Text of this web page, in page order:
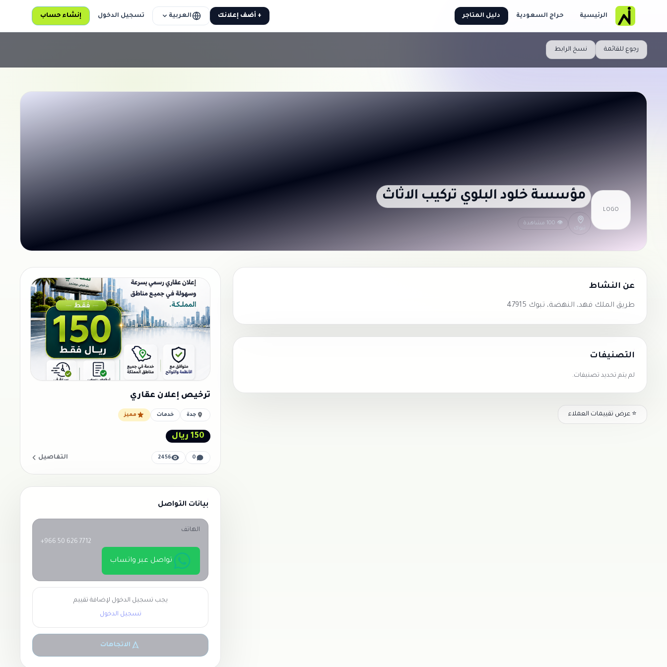
الرئيسية حراج السعودية دليل المتاجر + أضف إعلانك العربية تسجيل الدخول إنشاء حساب
رجوع للقائمة نسخ الرابط
LOGO
مؤسسة خلود البلوي تركيب الاثاث
تبوك
👁 100 مشاهدة
عن النشاط
طريق الملك فهد، النهضة، تبوك 47915
التصنيفات
لم يتم تحديد تصنيفات.
⭐ عرض تقييمات العملاء
ترخيص إعلان عقاري
جدة خدمات مميز
150 ريال
0
2456 التفاصيل
بيانات التواصل
الهاتف
+966 50 626 7712
تواصل عبر واتساب
يجب تسجيل الدخول لإضافة تقييم
تسجيل الدخول
الاتجاهات